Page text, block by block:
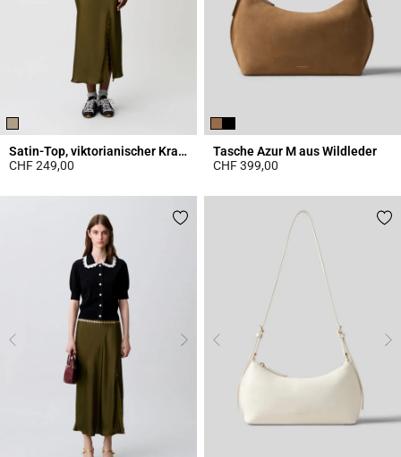
Satin-Top, viktorianischer Kragen
CHF 249,00
Tasche Azur M aus Wildleder
CHF 399,00